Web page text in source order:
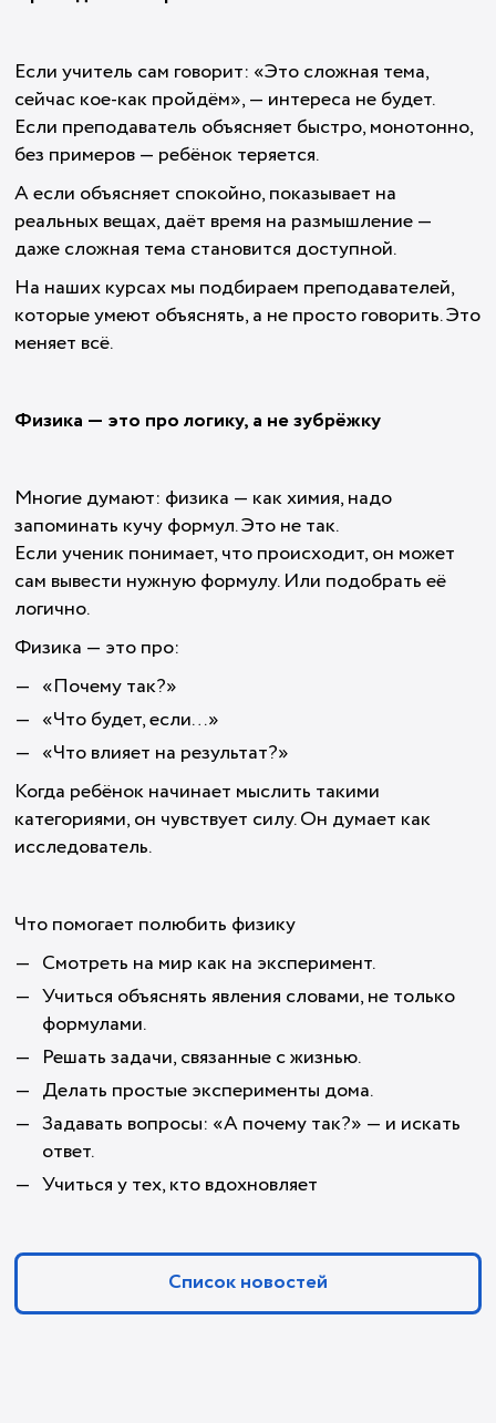
Если учитель сам говорит: «Это сложная тема,
сейчас кое-как пройдём», — интереса не будет.
Если преподаватель объясняет быстро, монотонно,
без примеров — ребёнок теряется.
А если объясняет спокойно, показывает на
реальных вещах, даёт время на размышление —
даже сложная тема становится доступной.
На наших курсах мы подбираем преподавателей,
которые умеют объяснять, а не просто говорить. Это
меняет всё.
Физика — это про логику, а не зубрёжку
Многие думают: физика — как химия, надо
запоминать кучу формул. Это не так.
Если ученик понимает, что происходит, он может
сам вывести нужную формулу. Или подобрать её
логично.
Физика — это про:
«Почему так?»
«Что будет, если…»
«Что влияет на результат?»
Когда ребёнок начинает мыслить такими
категориями, он чувствует силу. Он думает как
исследователь.
Что помогает полюбить физику
Смотреть на мир как на эксперимент.
Учиться объяснять явления словами, не только
формулами.
Решать задачи, связанные с жизнью.
Делать простые эксперименты дома.
Задавать вопросы: «А почему так?» — и искать
ответ.
Учиться у тех, кто вдохновляет
Список новостей